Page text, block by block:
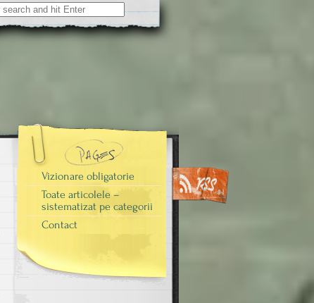
Vizionare obligatorie
Toate articolele –
sistematizat pe categorii
Contact